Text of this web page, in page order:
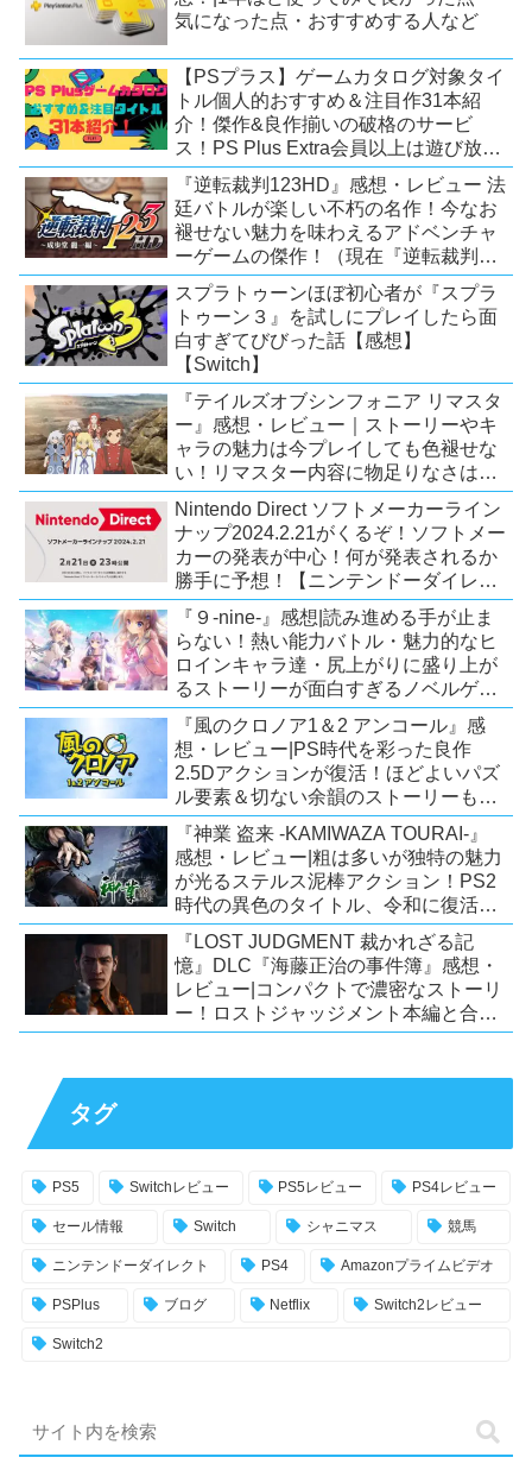
気になった点・おすすめする人など
【PSプラス】ゲームカタログ対象タイ
トル個人的おすすめ＆注目作31本紹
介！傑作&良作揃いの破格のサービ
ス！PS Plus Extra会員以上は遊び放
題！【2026年7月時点】【PS5/PS4】
『逆転裁判123HD』感想・レビュー 法
廷バトルが楽しい不朽の名作！今なお
褪せない魅力を味わえるアドベンチャ
ーゲームの傑作！（現在『逆転裁判
123 成歩堂セレクション』が配信中）
スプラトゥーンほぼ初心者が『スプラ
トゥーン３』を試しにプレイしたら面
白すぎてびびった話【感想】
【Switch】
『テイルズオブシンフォニア リマスタ
ー』感想・レビュー｜ストーリーやキ
ャラの魅力は今プレイしても色褪せな
い！リマスター内容に物足りなさはあ
るが、プレイする価値のあるシリーズ
の人気作【Switch/PS4/Xone】
Nintendo Direct ソフトメーカーライン
ナップ2024.2.21がくるぞ！ソフトメー
カーの発表が中心！何が発表されるか
勝手に予想！【ニンテンドーダイレク
ト予想】
『９-nine-』感想|読み進める手が止ま
らない！熱い能力バトル・魅力的なヒ
ロインキャラ達・尻上がりに盛り上が
るストーリーが面白すぎるノベルゲ
ー！【PC/Steam/Switch/PS4】
『風のクロノア1＆2 アンコール』感
想・レビュー|PS時代を彩った良作
2.5Dアクションが復活！ほどよいパズ
ル要素＆切ない余韻のストーリーも魅
力！【Switch/PS5/PS4/Xbox
X|S/Xone/PC】
『神業 盗来 -KAMIWAZA TOURAI-』
感想・レビュー|粗は多いが独特の魅力
が光るステルス泥棒アクション！PS2
時代の異色のタイトル、令和に復活！
【Switch/PS4/Steam】
『LOST JUDGMENT 裁かれざる記
憶』DLC『海藤正治の事件簿』感想・
レビュー|コンパクトで濃密なストーリ
ー！ロストジャッジメント本編と合わ
せておすすめの満足度の高いDLC！
タグ
PS5 Switchレビュー PS5レビュー PS4レビュー
セール情報 Switch シャニマス 競馬
ニンテンドーダイレクト PS4 Amazonプライムビデオ
PSPlus ブログ Netflix Switch2レビュー
Switch2